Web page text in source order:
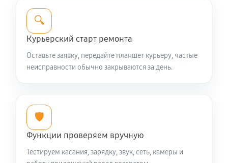
🔍
Курьерский старт ремонта
Оставьте заявку, передайте планшет курьеру, частые
неисправности обычно закрываются за день.
🛡️
Функции проверяем вручную
Тестируем касания, зарядку, звук, сеть, камеры и